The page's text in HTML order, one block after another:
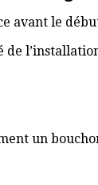
avant le
un